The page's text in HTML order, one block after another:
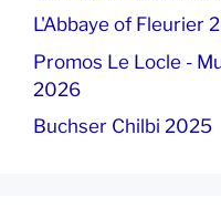
L'Abbaye of Fleurier
Promos Le Locle -
2026
Buchser Chilbi 2025